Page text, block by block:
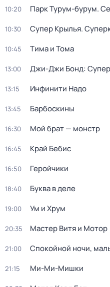
10:20 Парк Турум-бурум.
10:30 Супер Крылья.
10:45 Тима и Тома
13:00 Джи-Джи Бонд:
13:15 Инфинити Надо
13:45 Барбоскины
16:30 Мой брат — монстр
16:45 Край Бебис
16:50 Геройчики
18:40 Буква в деле
19:00 Ум и Хрум
20:35 Мастер Витя и Мотор
21:00 Спокойной ночи,
21:15 Ми-Ми-Мишки